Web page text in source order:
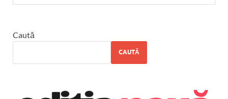
Caută
CAUTĂ